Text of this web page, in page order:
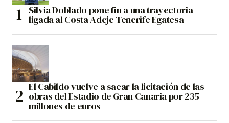
Silvia Doblado pone fin a una trayectoria
ligada al Costa Adeje Tenerife Egatesa
El Cabildo vuelve a sacar la licitación de las
obras del Estadio de Gran Canaria por 235
millones de euros